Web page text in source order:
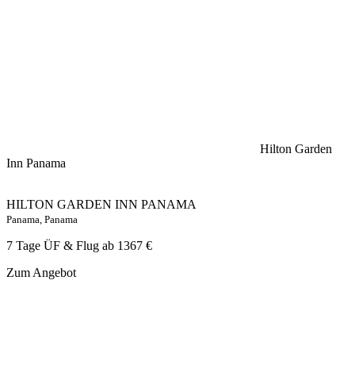
Hilton Garden
Inn Panama
HILTON GARDEN INN PANAMA
Panama, Panama
7 Tage ÜF & Flug ab 1367 €
Zum Angebot